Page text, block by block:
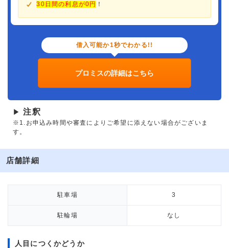
30日間の利息が0円 ！
借入可能か1秒でわかる!!
プロミスの詳細はこちら
▶ 注釈
※1.お申込み時間や審査によりご希望に添えない場合がございま
す。
店舗詳細
駐車場 3
駐輪場 なし
人目につくかどうか